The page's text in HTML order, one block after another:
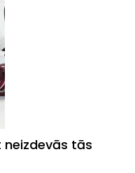
neizdevās tās